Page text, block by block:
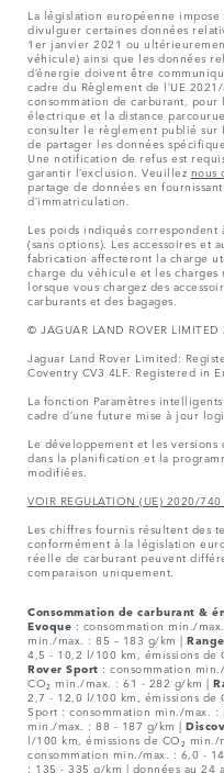
La législation européenne
divulguer certaines données
1er janvier 2021 ou
véhicule) ainsi que les données
d’énergie doivent être
cadre du Règlement de l’UE
consommation de carburant, pour
électrique et la distance
consulter le règlement publié sur
de partager les données
Une notification de refus est
garantir l’exclusion. Veuillez nous
partage de données en
d’immatriculation.
Les poids indiqués
(sans options). Les accessoires et
fabrication affecteront la charge
charge du véhicule et les charges
lorsque vous chargez des
carburants et des bagages.
© JAGUAR LAND ROVER LIMITED
Jaguar Land Rover Limited:
Coventry CV3 4LF. Registered in
La fonction Paramètres
cadre d’une future mise à jour
Le développement et les
dans la planification et la
modifiées.
VOIR REGULATION (UE) 2020/740
Les chiffres fournis résultent des
conformément à la législation
réelle de carburant peuvent
comparaison uniquement.
Consommation de carburant &
Evoque : consommation min./
min./max. : 85 – 183 g/km |
4,5 - 10,2 l/100 km, émissions de
Rover Sport : consommation
CO₂ min./max. : 61 - 282 g/km |
2,7 - 12,0 l/100 km, émissions de
Sport : consommation min./max. :
min./max. : 88 - 187 g/km |
l/100 km, émissions de CO₂
consommation min./max. : 6,0 -
: 135 - 335 g/km | données au 24